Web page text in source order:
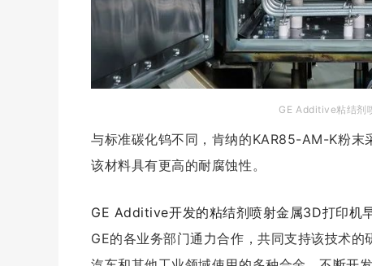
G E Additive粘结剂
与标准碳化钨不同， 肯纳的KAR85-AM-K粉末
该材料具有更高的耐腐蚀性。
GE Additive开发的粘结剂喷射金属3D打印
GE的各业务部门通力合作，共同支持该技术的